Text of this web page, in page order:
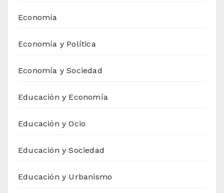
Economía
Economía y Política
Economía y Sociedad
Educación y Economía
Educación y Ocio
Educación y Sociedad
Educación y Urbanismo